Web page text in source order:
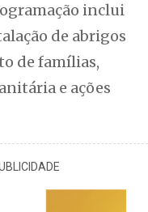
inclui
de abrigos
de famílias,
e ações